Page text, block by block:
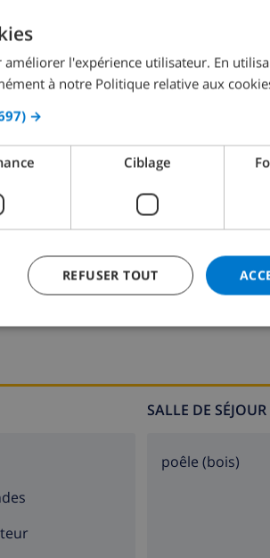
à coucher 2:2x Lits individuels
2: Douche, Baignoire, Lavabo,
SALLE DE SÉJOUR
poêle (bois)
l'expérience utilisateur. En
à notre Politique relative aux
→
Ciblage
REFUSER TOUT